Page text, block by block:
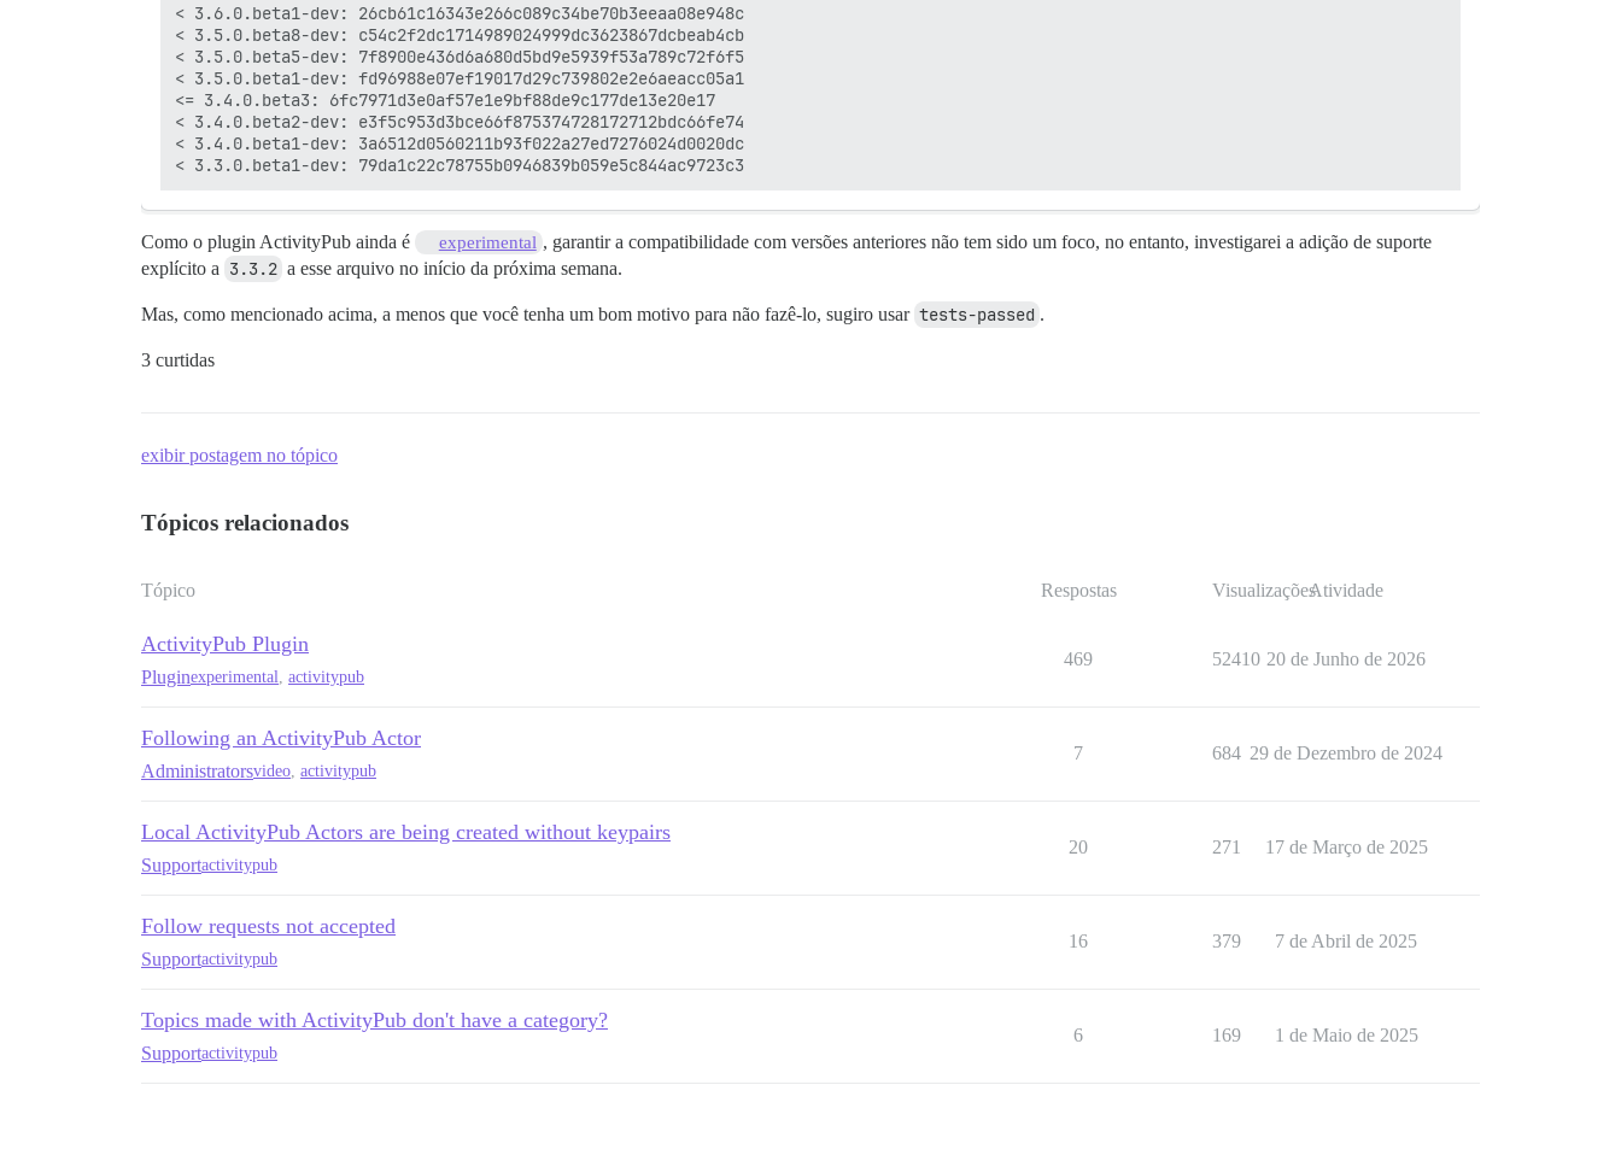
< 3.6.0.beta1-dev: 26cb61c16343e266c089c34be70b3eeaa08e948c
< 3.5.0.beta8-dev: c54c2f2dc1714989024999dc3623867dcbeab4cb
< 3.5.0.beta5-dev: 7f8900e436d6a680d5bd9e5939f53a789c72f6f5
< 3.5.0.beta1-dev: fd96988e07ef19017d29c739802e2e6aeacc05a1
<= 3.4.0.beta3: 6fc7971d3e0af57e1e9bf88de9c177de13e20e17
< 3.4.0.beta2-dev: e3f5c953d3bce66f875374728172712bdc66fe74
< 3.4.0.beta1-dev: 3a6512d0560211b93f022a27ed7276024d0020dc
Como o plugin ActivityPub ainda é experimental , garantir a compatibilidade com versões anteriores não tem sido um foco, no entanto, investigarei a adição de suporte
explícito a 3.3.2 a esse arquivo no início da próxima semana.
Mas, como mencionado acima, a menos que você tenha um bom motivo para não fazê-lo, sugiro usar tests-passed .
3 curtidas
exibir postagem no tópico
Tópicos relacionados
Tópico Respostas VisualizaçõesAtividade
ActivityPub Plugin
Pluginexperimental, activitypub
469 52410 20 de Junho de 2026
Following an ActivityPub Actor
Administratorsvideo, activitypub
7 684 29 de Dezembro de 2024
Local ActivityPub Actors are being created without keypairs
Supportactivitypub
20 271 17 de Março de 2025
Follow requests not accepted
Supportactivitypub
16 379 7 de Abril de 2025
Topics made with ActivityPub don't have a category?
Supportactivitypub
6 169 1 de Maio de 2025